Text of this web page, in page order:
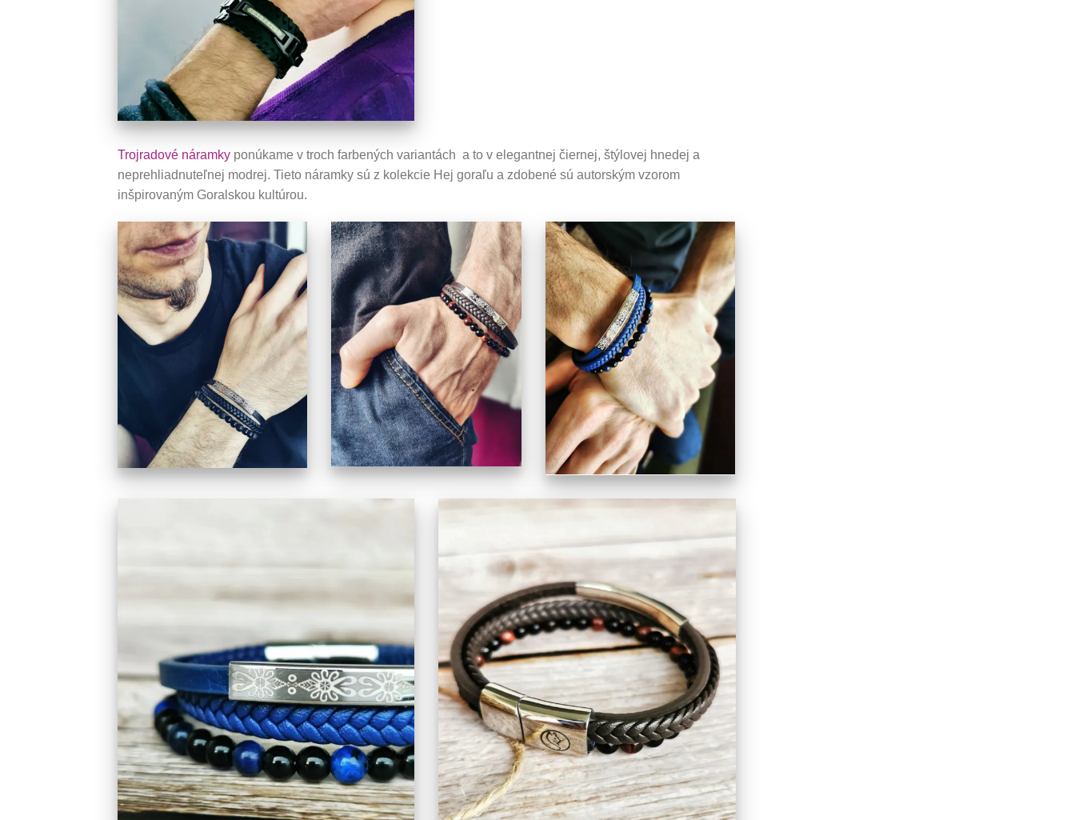
Trojradové náramky ponúkame v troch farbených variantách a to v elegantnej čiernej, štýlovej hnedej a
neprehliadnuteľnej modrej. Tieto náramky sú z kolekcie Hej goraľu a zdobené sú autorským vzorom
inšpirovaným Goralskou kultúrou.